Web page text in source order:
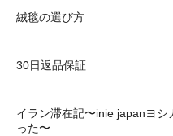
絨毯の選び方
30日返品保証
イラン滞在記〜inie japanヨ
った〜